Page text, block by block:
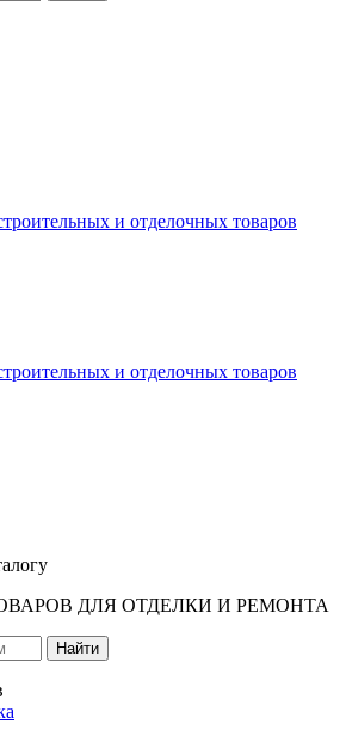
ДЛЯ ОТДЕЛКИ И РЕМОНТА